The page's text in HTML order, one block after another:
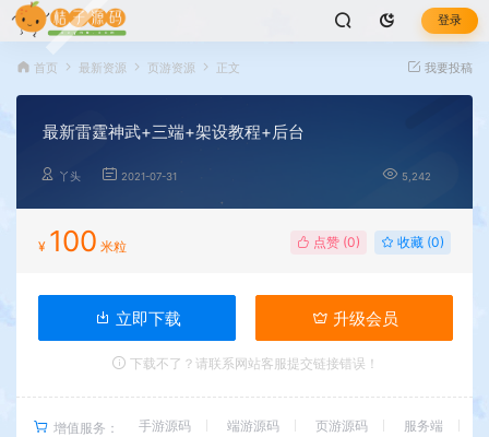
登录
首页 最新资源 页游资源 正文 我要投稿
最新雷霆神武+三端+架设教程+后台
丫头 2021-07-31 5,242
¥ 100 米粒 点赞 (0) 收藏 (0)
立即下载 升级会员
下载不了？请联系网站客服提交链接错误！
增值服务： 手游源码 端游源码 页游源码 服务端